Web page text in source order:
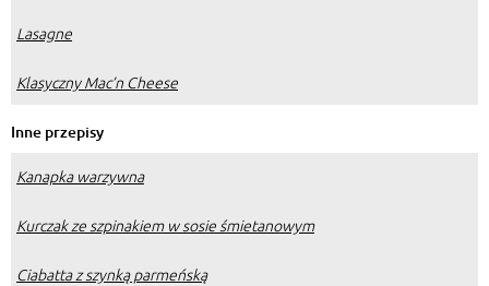
Lasagne
Klasyczny Mac’n Cheese
Inne przepisy
Kanapka warzywna
Kurczak ze szpinakiem w sosie śmietanowym
Ciabatta z szynką parmeńską